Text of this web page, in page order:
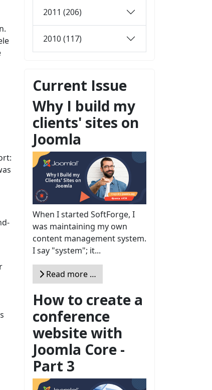
2011 (206)
2010 (117)
Current Issue
Why I build my
clients' sites on
Joomla
When I started SoftForge, I
was maintaining my own
content management system.
I say "system"; it...
Read more …
How to create a
conference
website with
Joomla Core -
Part 3